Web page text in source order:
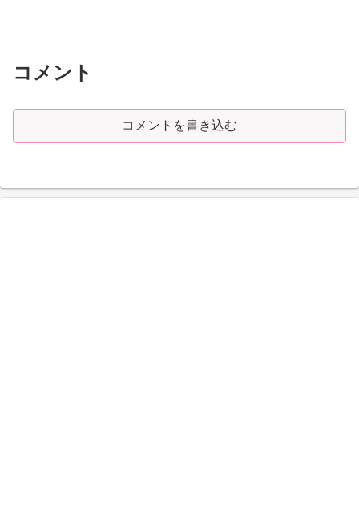
コメント
コメントを書き込む